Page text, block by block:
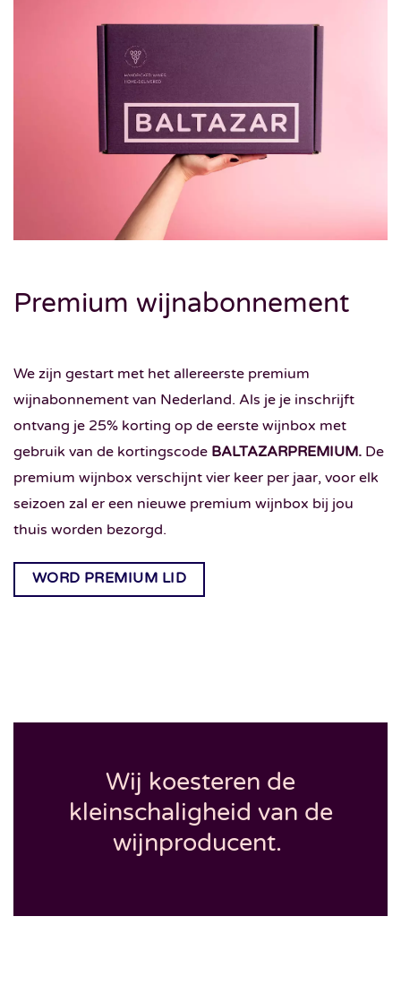
Premium wijnabonnement
We zijn gestart met het allereerste premium
wijnabonnement van Nederland. Als je je inschrijft
ontvang je 25% korting op de eerste wijnbox met
gebruik van de kortingscode BALTAZARPREMIUM. De
premium wijnbox verschijnt vier keer per jaar, voor elk
seizoen zal er een nieuwe premium wijnbox bij jou
thuis worden bezorgd.
WORD PREMIUM LID
Wij koesteren de
kleinschaligheid van de
wijnproducent.